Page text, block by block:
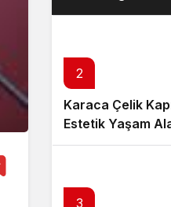
buluşturacak
2
Karaca Çelik
Estetik Yaşam
3